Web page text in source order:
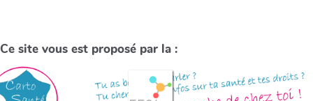
Ce site vous est proposé par la :